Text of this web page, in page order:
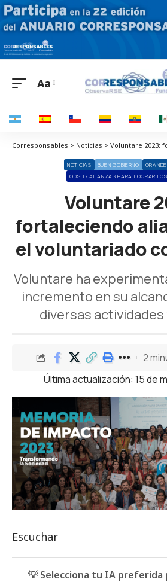
Aa
NOTICIAS BUEN GOBIERNO
ODS 17 ALIANZAS PARA LOGRAR
Voluntare
fortaleciendo
el voluntariado
Voluntare ha
incremento en su
diversas actividades
Última actualización: 15 de
2
Escuchar
💡 Selecciona tu IA preferida